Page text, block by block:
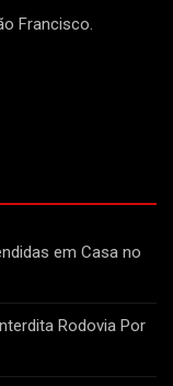
Francisco.
em Casa no
Rodovia Por